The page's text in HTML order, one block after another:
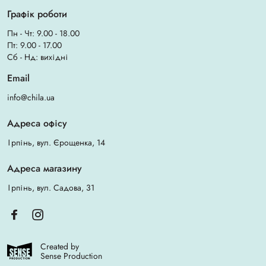
забезпечити ефективну стерилізацію.
Купити рулони для стерилізації в салони краси, медустанови,
стоматологічні центри, перукарні за вигідною ціною та з
кур'єрською доставкою по Києву та області можна онлайн або в
офіційних магазинах Chila.
Графік роботи
Пн - Чт: 9.00 - 18.00
Пт: 9.00 - 17.00
Сб - Нд: вихідні
Email
info@chila.ua
Адреса офісу
Ірпінь, вул. Єрощенка, 14
Адреса магазину
Ірпінь, вул. Садова, 31
Created by
Sense Production